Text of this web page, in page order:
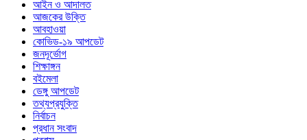
আইন ও আদালত
আজকের উক্তি
আবহাওয়া
কোভিড-১৯ আপডেট
জনদূর্ভোগ
শিক্ষাঙ্গন
বইমেলা
ডেঙ্গু আপডেট
তথ্যপ্রযুক্তি
নির্বাচন
প্রধান সংবাদ